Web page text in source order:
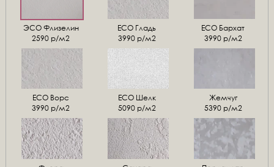
ЭСО Флизелин
2590 р/м2
ЕСО Гладь
3990 р/м2
ECO Бархат
3990 р/м2
ЕСО Ворс
3990 р/м2
ЕСО Шелк
5090 р/м2
Жемчуг
5390 р/м2